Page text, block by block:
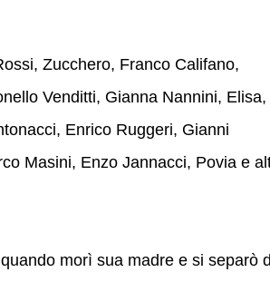
Zucchero, Franco Califano,
Venditti, Gianna Nannini, Elisa,
Enrico Ruggeri, Gianni
Masini, Enzo Jannacci, Povia e
morì sua madre e si separò